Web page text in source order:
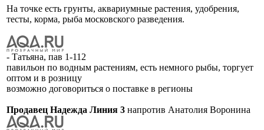
На точке есть грунты, аквариумные растения, удобрения,
тесты, корма, рыба московского разведения.
- Татьяна, пав 1-112
павильон по водным растениям, есть немного рыбы, торгует
оптом и в розницу
возможно договориться о поставке в регионы
Продавец Надежда Линия 3 напротив Анатолия Воронина